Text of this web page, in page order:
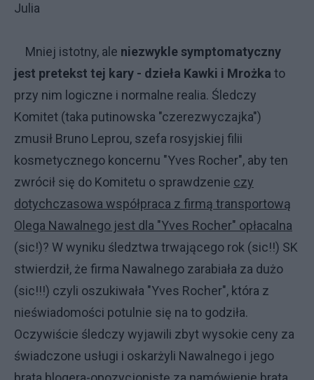
Julia
Mniej istotny, ale niezwykle symptomatyczny
jest pretekst tej kary - dzieła Kawki i Mrożka to
przy nim logiczne i normalne realia. Śledczy
Komitet (taka putinowska "czerezwyczajka")
zmusił Bruno Leprou, szefa rosyjskiej filii
kosmetycznego koncernu "Yves Rocher", aby ten
zwrócił się do Komitetu o sprawdzenie czy
dotychczasowa współpraca z firmą transportową
Olega Nawalnego jest dla "Yves Rocher" opłacalna
(sic!)? W wyniku śledztwa trwającego rok (sic!!) SK
stwierdził, że firma Nawalnego zarabiała za dużo
(sic!!!) czyli oszukiwała "Yves Rocher", która z
nieświadomości potulnie się na to godziła.
Oczywiście śledczy wyjawili zbyt wysokie ceny za
świadczone usługi i oskarżyli Nawalnego i jego